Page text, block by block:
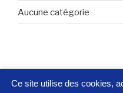
Aucune catégorie
Ce site utilise des cookies,